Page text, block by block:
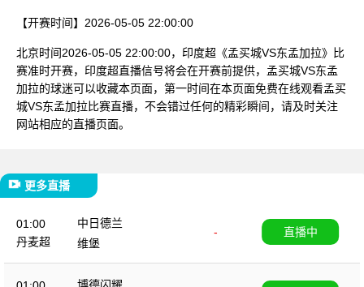
【开赛时间】 2026-05-05 22:00:00
北京时间2026-05-05 22:00:00，印度超《孟买城VS东孟加拉》比
赛准时开赛，印度超直播信号将会在开赛前提供，孟买城VS东孟
加拉的球迷可以收藏本页面，第一时间在本页面免费在线观看孟买
城VS东孟加拉比赛直播，不会错过任何的精彩瞬间，请及时关注
网站相应的直播页面。
更多直播
01:00
丹麦超
中日德兰
-
维堡
直播中
博德闪耀